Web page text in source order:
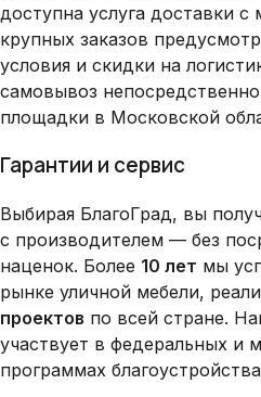
доступна услуга доставки
крупных заказов
условия и скидки на
самовывоз
площадки в Московской
Гарантии и сервис
Выбирая БлагоГрад, вы
с производителем — без
наценок. Более 10 лет мы
рынке уличной мебели,
проектов по всей стране.
участвует в федеральных и
программах